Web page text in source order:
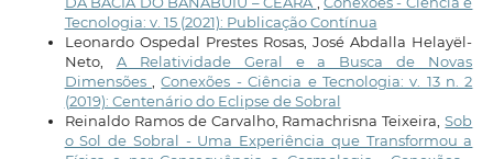
Tecnologia: v. 15 (2021): Publicação Contínua
Leonardo Ospedal Prestes Rosas, José Abdalla Helayël-
Neto, A Relatividade Geral e a Busca de Novas
Dimensões
,Conexões - Ciência e Tecnologia: v. 13 n. 2
(2019): Centenário do Eclipse de Sobral
Reinaldo Ramos de Carvalho, Ramachrisna Teixeira,Sob
o Sol de Sobral - Uma Experiência que Transformou a